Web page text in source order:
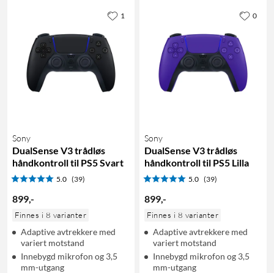
Sony
DualSense V3 trådløs
håndkontroll til PS5 Svart
5.0 (39)
899,-
Finnes i 8 varianter
Adaptive avtrekkere med
variert motstand
Innebygd mikrofon og 3,5
mm-utgang
1
Sony
DualSense V3 trådløs
håndkontroll til PS5 Lilla
5.0 (39)
899,-
Finnes i 8 varianter
Adaptive avtrekkere med
variert motstand
Innebygd mikrofon og 3,5
mm-utgang
0